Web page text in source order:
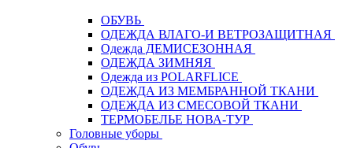
ОБУВЬ
ОДЕЖДА ВЛАГО-И ВЕТРОЗАЩИТНАЯ
Одежда ДЕМИСЕЗОННАЯ
ОДЕЖДА ЗИМНЯЯ
Одежда из POLARFLICE
ОДЕЖДА ИЗ МЕМБРАННОЙ ТКАНИ
ОДЕЖДА ИЗ СМЕСОВОЙ ТКАНИ
ТЕРМОБЕЛЬЕ НОВА-ТУР
Головные уборы